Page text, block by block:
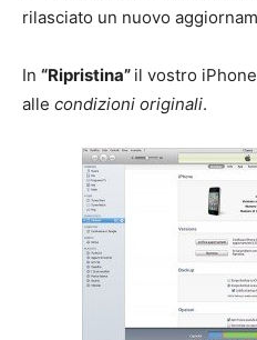
rilasciato un nuovo
In “Ripristina” il vostro
alle condizioni originali.